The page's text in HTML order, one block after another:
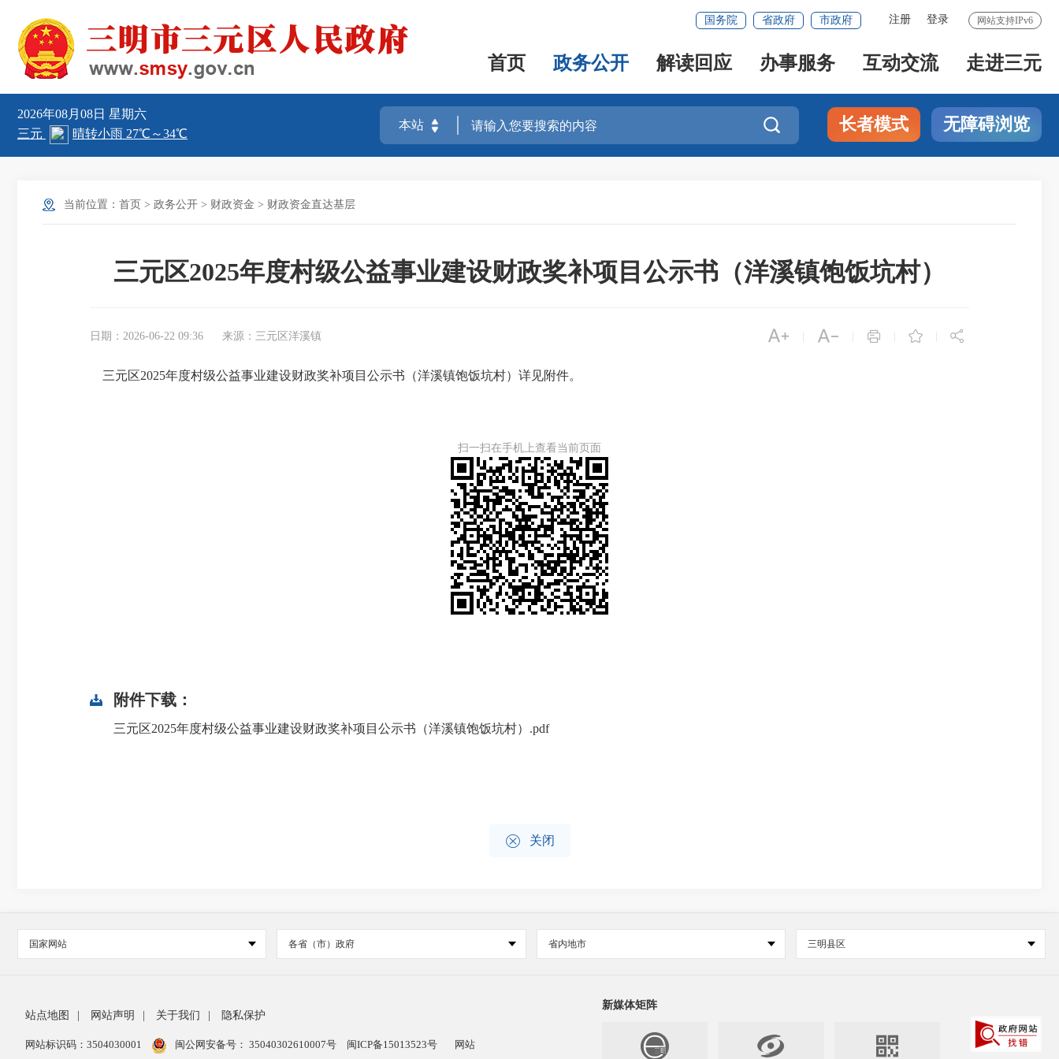
网站支持IPv6
注册 登录
国务院 省政府 市政府
首页 政务公开 解读回应 办事服务 互动交流 走进三元
2026年08月08日 星期六
 长者模式 无障碍浏览
当前位置： 首页 > 政务公开 > 财政资金 > 财政资金直达基层
三元区2025年度村级公益事业建设财政奖补项目公示书（洋溪镇饱饭坑村）
日期：2026-06-22 09:36 来源：三元区洋溪镇     
三元区2025年度村级公益事业建设财政奖补项目公示书（洋溪镇饱饭坑村）详见附件。
扫一扫在手机上查看当前页面
附件下载：
三元区2025年度村级公益事业建设财政奖补项目公示书（洋溪镇饱饭坑村）.pdf
 关闭
国家网站 各省（市）政府 省内地市 三明县区
站点地图 网站声明 关于我们 隐私保护
网站标识码：3504030001 闽公网安备号： 35040302610007号 闽ICP备15013523号 网站
新媒体矩阵
 